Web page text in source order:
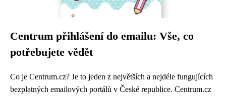
Centrum přihlášení do emailu: Vše, co
potřebujete vědět
Co je Centrum.cz? Je to jeden z největších a nejdéle fungujících
bezplatných emailových portálů v České republice. Centrum.cz